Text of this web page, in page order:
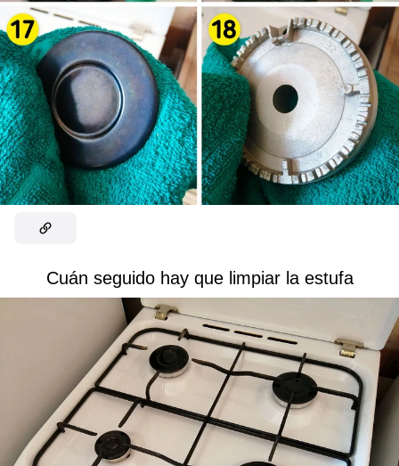
Cuán seguido hay que limpiar la estufa